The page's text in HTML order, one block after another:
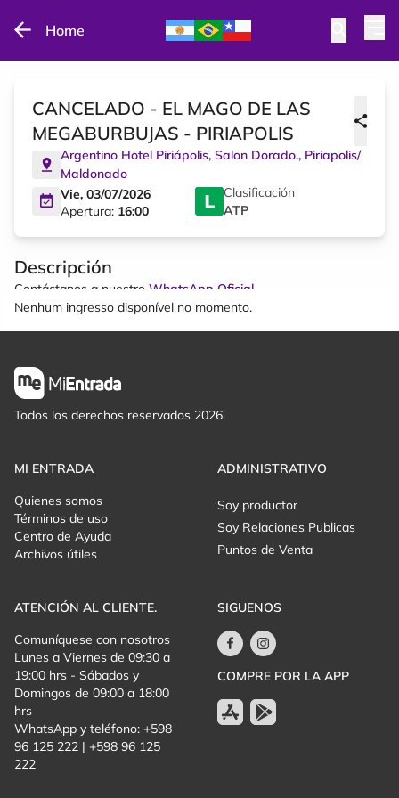
Home
CANCELADO - EL MAGO DE LAS
MEGABURBUJAS - PIRIAPOLIS
Argentino Hotel Piriápolis, Salon Dorado., Piriapolis/
Maldonado
Vie, 03/07/2026
Apertura: 16:00
Clasificación
ATP
Descripción
Contáctanos a nuestro WhatsApp Oficial
Nenhum ingresso disponível no momento.
Todos los derechos reservados 2026.
MI ENTRADA
Quienes somos
Términos de uso
Centro de Ayuda
Archivos útiles
ADMINISTRATIVO
Soy productor
Soy Relaciones Publicas
Puntos de Venta
ATENCIÓN AL CLIENTE.
Comuníquese con nosotros
Lunes a Viernes de 09:30 a
19:00 hrs - Sábados y
Domingos de 09:00 a 18:00
hrs
WhatsApp y teléfono: +598
96 125 222 | +598 96 125
222
SIGUENOS
COMPRE POR LA APP